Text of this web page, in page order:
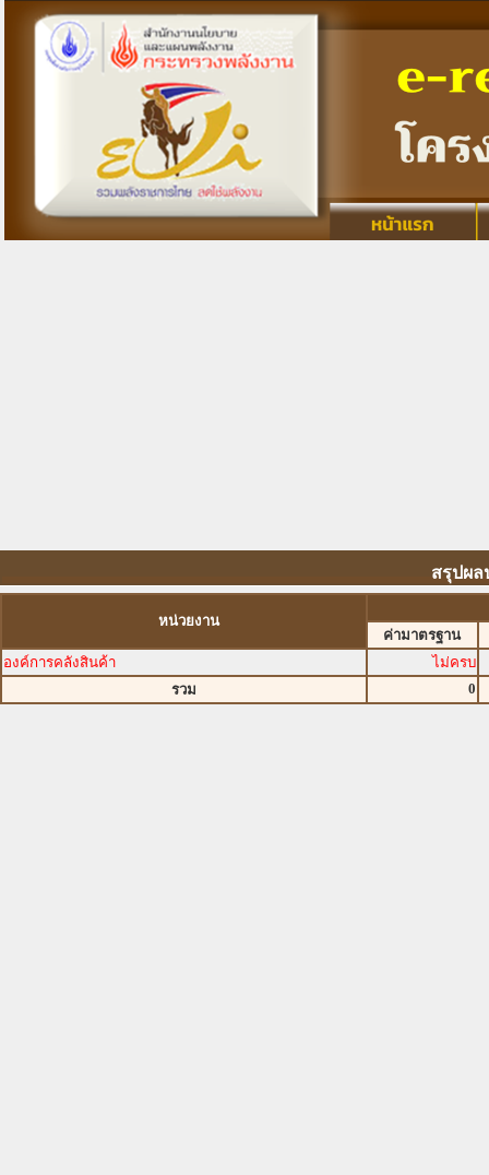
สรุปผล
หน่วยงาน
ค่ามาตรฐาน
องค์การคลังสินค้า
ไม่ครบ
รวม
0